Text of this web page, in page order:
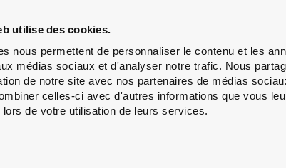
utilise des cookies.
nous permettent de personnaliser le contenu et les
médias sociaux et d'analyser notre trafic. Nous
de notre site avec nos partenaires de médias
celles-ci avec d'autres informations que vous
de votre utilisation de leurs services.
Glass
Design
de
bouteilles